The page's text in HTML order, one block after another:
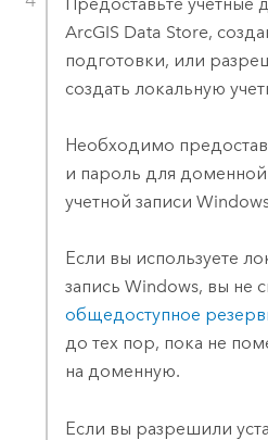
ArcGIS Data Store,
подготовки, или
создать локальную
Необходимо
и пароль для
учетной записи
Если вы используете
запись Windows, вы не
общедоступное
до тех пор, пока не
на доменную.
Если вы разрешили